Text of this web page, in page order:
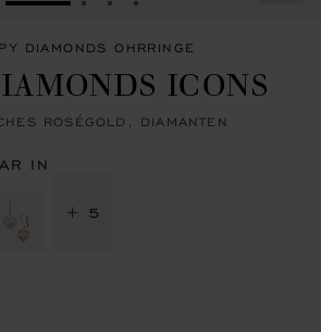
ZUR FOLIE GEHEN 1
ZUR FOLIE GEHEN 2
ZUR FOLIE GEHEN 3
ZUR FOLIE GEHEN 4
DIAMONDS OHRRINGE
ICONS
ROSÉGOLD, DIAMANTEN
IN
+ 5